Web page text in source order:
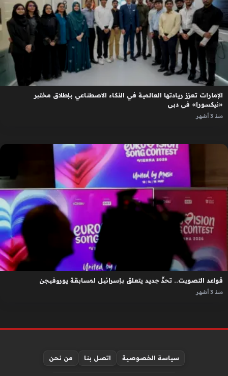
الإمارات تعزز ريادتها العالمية في الذكاء الاصطناعي بإطلاق مختبر
«نيكسورا» في دبي
منذ 3 أشهر
قواعد التصويت.. تحدٍّ جديد يتعلق بإسرائيل لمسابقة يوروفيجن
منذ 3 أشهر
سياسة الخصوصية اتصل بنا من نحن